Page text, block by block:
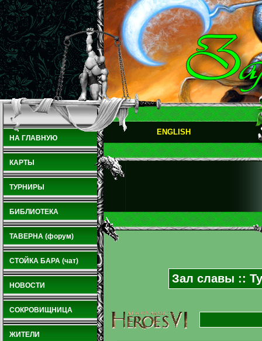
НА ГЛАВНУЮ
КАРТЫ
ТУРНИРЫ
БИБЛИОТЕКА
ТАВЕРНА (форум)
СТОЙКА БАРА (чат)
НОВОСТИ
СОКРОВИЩНИЦА
ЖИТЕЛИ
ENGLISH
Зал славы ::